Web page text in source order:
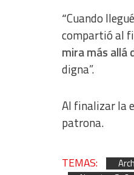
“Cuando
compartió al
mira más allá
digna”.
Al finalizar la
patrona.
TEMAS: